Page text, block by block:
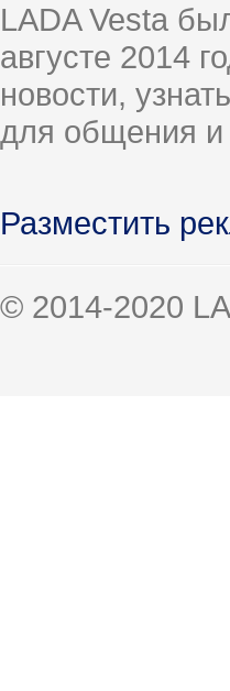
LADA Vesta
августе 2014
новости,
для общения и
Разместить
© 2014-2020